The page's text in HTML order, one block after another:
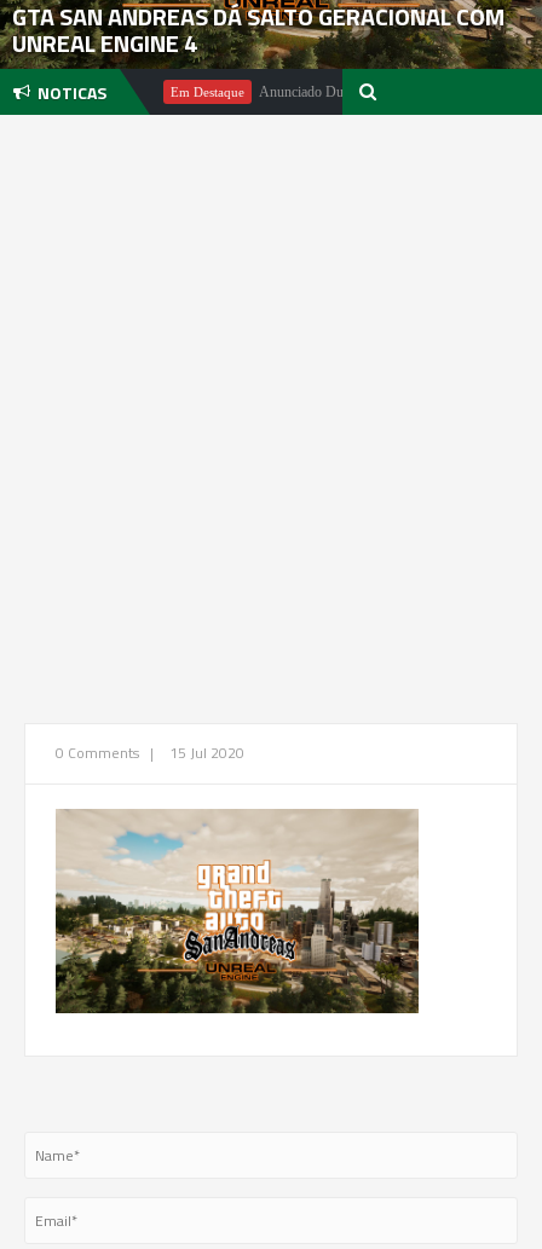
GTA SAN ANDREAS DÁ SALTO GERACIONAL COM
UNREAL ENGINE 4
NOTICAS
Pachter Em Destaque Anunciado DualSense The Last of Us Limited Edition
0 Comments | 15 Jul 2020